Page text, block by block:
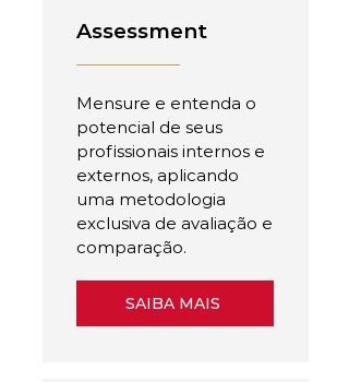
Assessment
Mensure e entenda o
potencial de seus
profissionais internos e
externos, aplicando
uma metodologia
exclusiva de avaliação e
comparação.
SAIBA MAIS